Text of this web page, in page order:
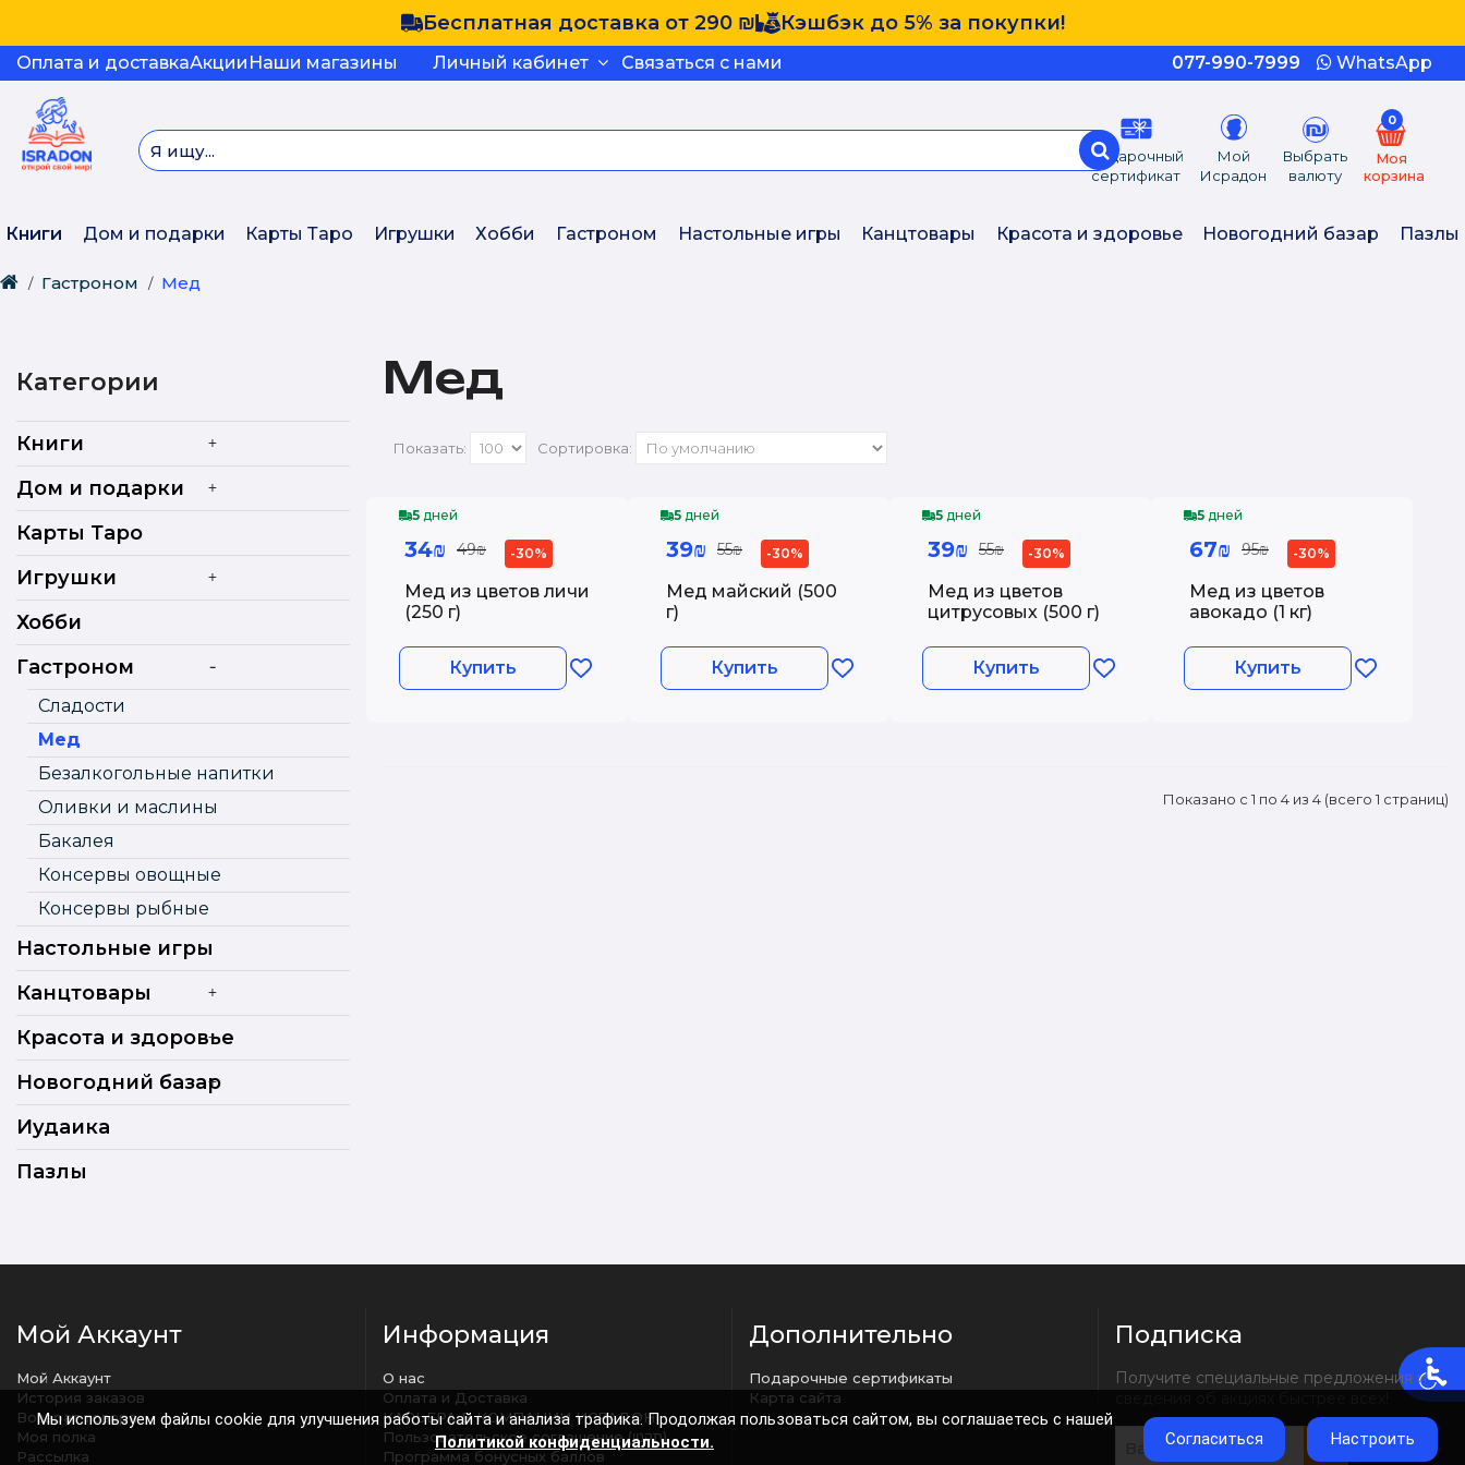
Бесплатная доставка от 290 ₪ Кэшбэк до 5% за покупки!
Оплата и доставкаАкции Наши магазины Личный кабинет Связаться с нами 077-990-7999 WhatsApp
Подарочный
сертификат
Мой
Исрадон
Выбрать
валюту
0
Моя
корзина
Книги Дом и подарки Карты Таро Игрушки Хобби Гастроном Настольные игры Канцтовары Красота и здоровье Новогодний базар Пазлы
Гастроном Мед
Категории
Книги +
Дом и подарки +
Карты Таро
Игрушки
+
Хобби
Гастроном
-
Сладости
Мед
Безалкогольные напитки
Оливки и маслины
Бакалея
Консервы овощные
Консервы рыбные
Настольные игры
Канцтовары
+
Красота и здоровье
+
Новогодний базар
+
Иудаика
Пазлы
Мед
Показать: Сортировка:
5 дней
Мед из цветов личи
(250 г)
34₪ 49₪ -30%
Купить
5 дней
Мед майский (500
г)
39₪ 55₪ -30%
Купить
5 дней
Мед из цветов
цитрусовых (500 г)
39₪ 55₪ -30%
Купить
5 дней
Мед из цветов
авокадо (1 кг)
67₪ 95₪ -30%
Купить
Показано с 1 по 4 из 4 (всего 1 страниц)
Мой Аккаунт
Мой Аккаунт
История заказов
Возврат товара
Моя полка
Рассылка
Информация
О нас
Оплата и Доставка
КАРЬЕРА В КОМПАНИИ ИСРАДОН
Пользовательское соглашение (תקנון)
Программа бонусных баллов
Дополнительно
Подарочные сертификаты
Карта сайта
Подписка
Получите специальные предложения и
OK
Мы используем файлы cookie для улучшения работы сайта и анализа трафика. Продолжая пользоваться сайтом, вы соглашаетесь с нашей
Политикой конфиденциальности.
Согласиться Настроить